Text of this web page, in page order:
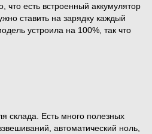
что есть встроенный аккумулятор
ставить на зарядку каждый
устроила на 100%, так что
склада. Есть много полезных
автоматический ноль,